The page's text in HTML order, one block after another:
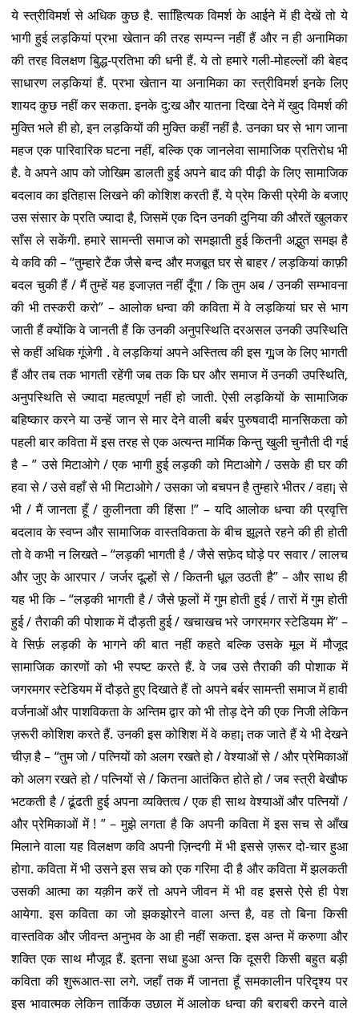
ये स्त्रीविमर्श से अधिक कुछ है. साहिित्यक विमर्श के आईने में ही देखें तो ये
भागी हुई लड़कियां प्रभा खेतान की तरह सम्पन्न नहीं हैं और न ही अनामिका
की तरह विलक्षण बुिद्ध-प्रतिभा की धनी हैं. ये तो हमारे गली-मोहल्लों की बेहद
साधारण लड़कियां हैं. प्रभा खेतान या अनामिका का स्त्रीविमर्श इनके लिए
शायद कुछ नहीं कर सकता. इनके दु:ख और यातना दिखा देने में ख़ुद विमर्श की
मुक्ति भले ही हो, इन लड़कियों की मुक्ति कहीं नहीं है. उनका घर से भाग जाना
महज एक पारिवारिक घटना नहीं, बल्कि एक जानलेवा सामाजिक प्रतिरोध भी
है. वे अपने आप को जोखिम डालती हुई अपने बाद की पीढ़ी के लिए सामाजिक
बदलाव का इतिहास लिखने की कोशिश करती हैं. ये प्रेम किसी प्रेमी के बजाए
उस संसार के प्रति ज्यादा है, जिसमें एक दिन उनकी दुनिया की औरतें खुलकर
साँस ले सकेंगी. हमारे सामन्ती समाज को समझाती हुई कितनी अद्भुत समझ है
ये कवि की – “तुम्हारे टैंक जैसे बन्द और मजबूत घर से बाहर / लड़कियां काफ़ी
बदल चुकी हैं / मैं तुम्हें यह इजाज़त नहीं दूँगा / कि तुम अब / उनकी सम्भावना
की भी तस्करी करो” – आलोक धन्वा की कविता में वे लड़कियां घर से भाग
जाती हैं क्योंकि वे जानती हैं कि उनकी अनुपस्थिति दरअसल उनकी उपस्थिति
से कहीं अधिक गूंजेगी . वे लड़कियां अपने अस्तित्व की इस गू¡ज के लिए भागती
हैं और तब तक भागती रहेंगी जब तक कि घर और समाज में उनकी उपस्थिति,
अनुपस्थिति से ज्यादा महत्वपूर्ण नहीं हो जाती. ऐसी लड़कियों के सामाजिक
बहिष्कार करने या उन्हें जान से मार देने वाली बर्बर पुरुषवादी मानसिकता को
पहली बार कविता में इस तरह से एक अत्यन्त मार्मिक किन्तु खुली चुनौती दी गई
है – ” उसे मिटाओगे / एक भागी हुई लड़की को मिटाओगे / उसके ही घर की
हवा से / उसे वहाँ से भी मिटाओगे / उसका जो बचपन है तुम्हारे भीतर / वहा¡ से
भी / मैं जानता हूँ / कुलीनता की हिंसा !” – यदि आलोक धन्वा की प्रवृत्ति
बदलाव के स्वप्न और सामाजिक वास्तविकता के बीच झूलते रहने की ही होती
तो वे कभी न लिखते – “लड़की भागती है / जैसे सफ़ेद घोड़े पर सवार / लालच
और जुए के आरपार / जर्जर दूल्हों से / कितनी धूल उठती है” – और साथ ही
यह भी कि – “लड़की भागती है / जैसे फूलों में गुम होती हुई / तारों में गुम होती
हुई / तैराकी की पोशाक में दौड़ती हुई / खचाखच भरे जगरमगर स्टेडियम में” –
वे सिर्फ़ लड़की के भागने की बात नहीं कहते बल्कि उसके मूल में मौजूद
सामाजिक कारणों को भी स्पष्ट करते हैं. वे जब उसे तैराकी की पोशाक में
जगरमगर स्टेडियम में दौड़ते हुए दिखाते हैं तो अपने बर्बर सामन्ती समाज में हावी
वर्जनाओं और पाशविकता के अन्तिम द्वार को भी तोड़ देने की एक निजी लेकिन
ज़रूरी कोशिश करते हैं. उनकी इस कोशिश में वे कहा¡ तक जाते हैं ये भी देखने
चीज़ है – “तुम जो / पत्नियों को अलग रखते हो / वेश्याओं से / और प्रेमिकाओं
को अलग रखते हो / पत्नियों से / कितना आतंकित होते हो / जब स्त्री बेखौफ
भटकती है / ढूंढती हुई अपना व्यक्तित्व / एक ही साथ वेश्याओं और पत्नियों /
और प्रेमिकाओं में ! ” – मुझे लगता है कि अपनी कविता में इस सच से आँख
मिलाने वाला यह विलक्षण कवि अपनी ज़िन्दगी में भी इससे ज़रूर दो-चार हुआ
होगा. कविता में भी उसने इस सच को एक गरिमा दी है और कविता में झलकती
उसकी आत्मा का यक़ीन करें तो अपने जीवन में भी वह इससे ऐसे ही पेश
आयेगा. इस कविता का जो झकझोरने वाला अन्त है, वह तो बिना किसी
वास्तविक और जीवन्त अनुभव के आ ही नहीं सकता. इस अन्त में करुणा और
शक्ति एक साथ मौजूद हैं. इतना सधा हुआ अन्त कि दूसरी किसी बहुत बड़ी
कविता की शुरूआत-सा लगे. जहाँ तक मैं जानता हूँ समकालीन परिदृश्य पर
इस भावात्मक लेकिन तार्किक उछाल में आलोक धन्वा की बराबरी करने वाले